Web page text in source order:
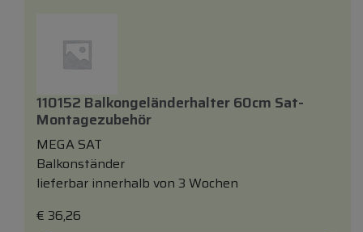
110152 Balkongeländerhalter 60cm Sat-
Montagezubehör
MEGA SAT
Balkonständer
lieferbar innerhalb von 3 Wochen
€ 36,26